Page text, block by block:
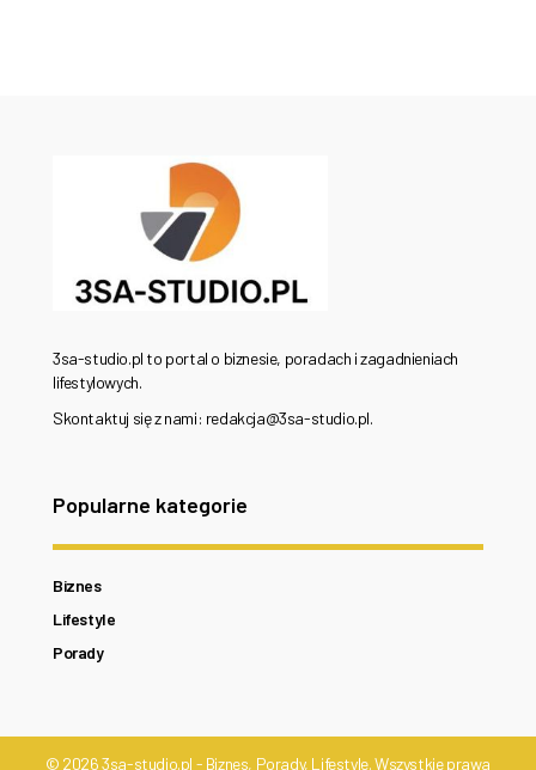
3sa-studio.pl to portal o biznesie, poradach i zagadnieniach
lifestylowych.
Skontaktuj się z nami: redakcja@3sa-studio.pl.
Popularne kategorie
Biznes
Lifestyle
Porady
© 2026 3sa-studio.pl - Biznes, Porady, Lifestyle. Wszystkie prawa